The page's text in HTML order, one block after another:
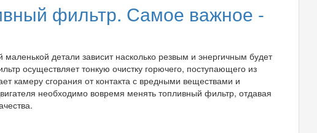
фильтр. Самое важное -
детали зависит насколько резвым и энергичным будет
осуществляет тонкую очистку горючего, поступающего из
камеру сгорания от контакта с вредными веществами и
необходимо вовремя менять топливный фильтр, отдавая